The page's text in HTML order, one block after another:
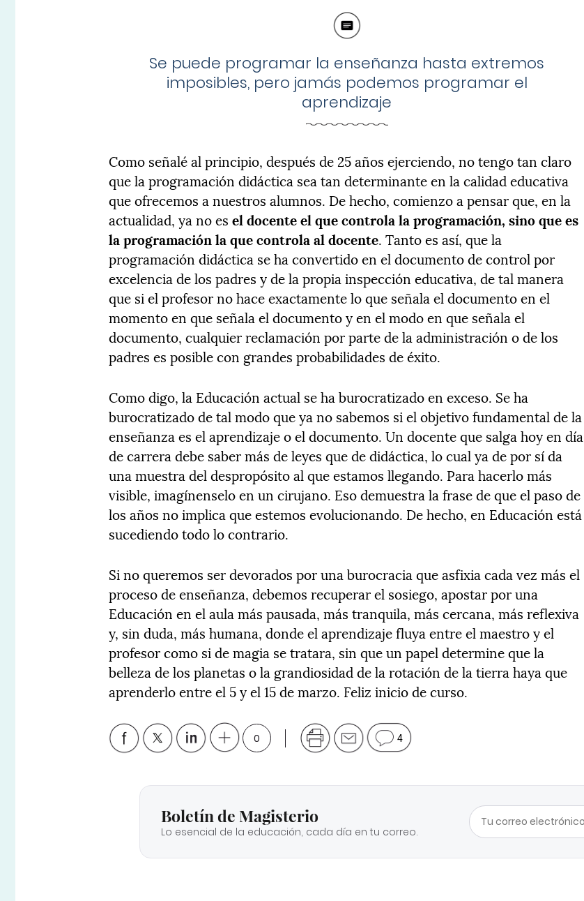
Se puede programar la enseñanza hasta extremos
imposibles, pero jamás podemos programar el
aprendizaje
Como señalé al principio, después de 25 años ejerciendo, no tengo tan claro
que la programación didáctica sea tan determinante en la calidad educativa
que ofrecemos a nuestros alumnos. De hecho, comienzo a pensar que, en la
actualidad, ya no esel docente el que controla la programación, sino que es
la programación la que controla al docente. Tanto es así, que la
programación didáctica se ha convertido en el documento de control por
excelencia de los padres y de la propia inspección educativa, de tal manera
que si el profesor no hace exactamente lo que señala el documento en el
momento en que señala el documento y en el modo en que señala el
documento, cualquier reclamación por parte de la administración o de los
padres es posible con grandes probabilidades de éxito.
Como digo, la Educación actual se ha burocratizado en exceso. Se ha
burocratizado de tal modo que ya no sabemos si el objetivo fundamental de la
enseñanza es el aprendizaje o el documento. Un docente que salga hoy en día
de carrera debe saber más de leyes que de didáctica, lo cual ya de por sí da
una muestra del despropósito al que estamos llegando. Para hacerlo más
visible, imagínenselo en un cirujano. Eso demuestra la frase de que el paso de
los años no implica que estemos evolucionando. De hecho, en Educación está
sucediendo todo lo contrario.
Si no queremos ser devorados por una burocracia que asfixia cada vez más el
proceso de enseñanza, debemos recuperar el sosiego, apostar por una
Educación en el aula más pausada, más tranquila, más cercana, más reflexiva
y, sin duda, más humana, donde el aprendizaje fluya entre el maestro y el
profesor como si de magia se tratara, sin que un papel determine que la
belleza de los planetas o la grandiosidad de la rotación de la tierra haya que
aprenderlo entre el 5 y el 15 de marzo. Feliz inicio de curso.
0 4
Boletín de Magisterio
Lo esencial de la educación, cada día en tu correo.